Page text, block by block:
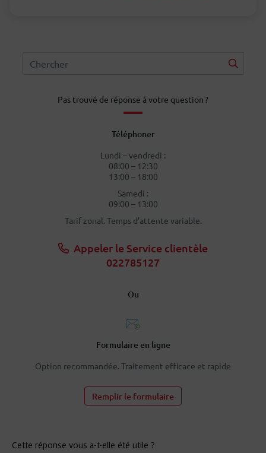
Pas trouvé de réponse à votre question ?
Téléphoner
Lundi – vendredi :
08:00 – 12:30
13:00 – 18:00
Samedi :
09:00 – 13:00
Tarif zonal. Temps d’attente variable.
Appeler le Service clientèle
022785127
Ou
Formulaire en ligne
Option recommandée. Traitement efficace et rapide
Remplir le formulaire